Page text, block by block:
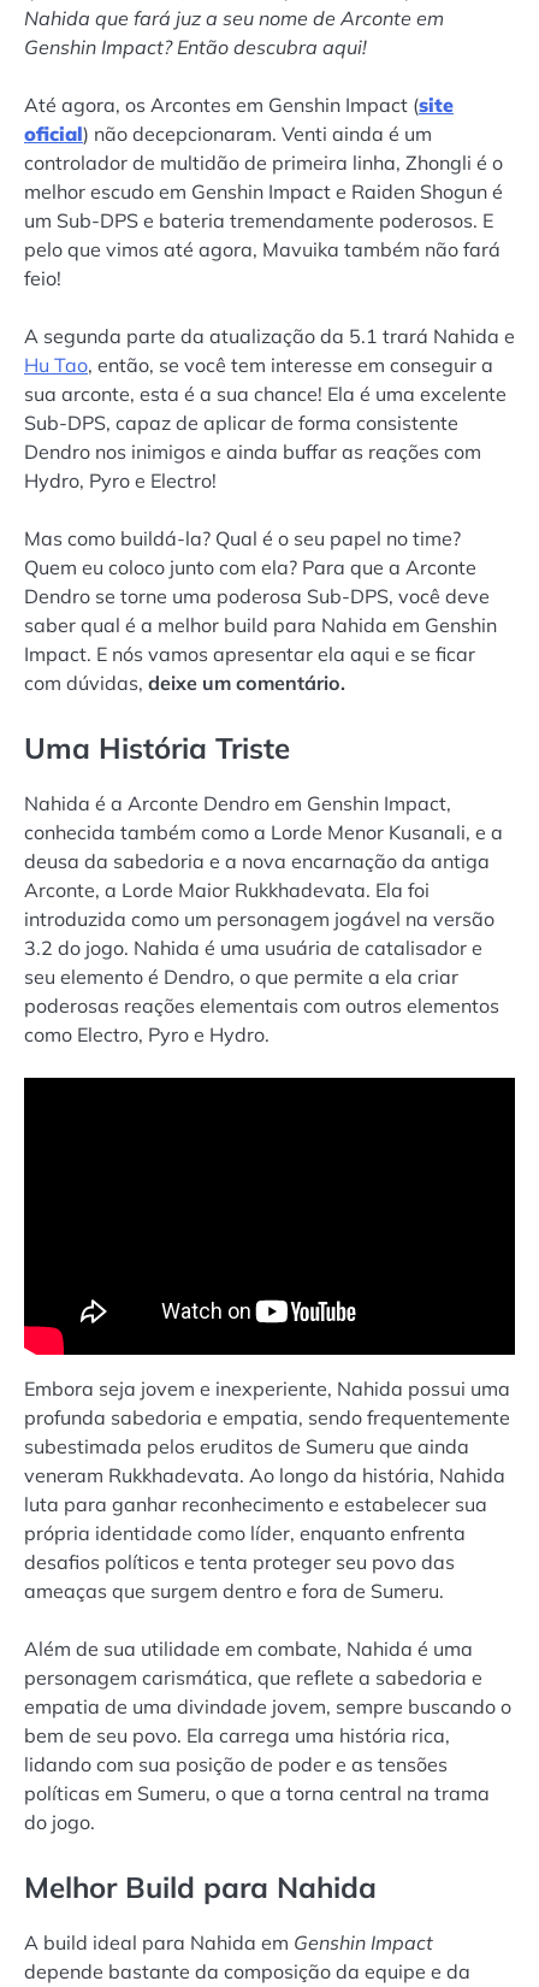
Nahida que fará juz a seu nome de Arconte em
Genshin Impact? Então descubra aqui!
Até agora, os Arcontes em Genshin Impact (site
oficial) não decepcionaram. Venti ainda é um
controlador de multidão de primeira linha, Zhongli é o
melhor escudo em Genshin Impact e Raiden Shogun é
um Sub-DPS e bateria tremendamente poderosos. E
pelo que vimos até agora, Mavuika também não fará
feio!
A segunda parte da atualização da 5.1 trará Nahida e
Hu Tao, então, se você tem interesse em conseguir a
sua arconte, esta é a sua chance! Ela é uma excelente
Sub-DPS, capaz de aplicar de forma consistente
Dendro nos inimigos e ainda buffar as reações com
Hydro, Pyro e Electro!
Mas como buildá-la? Qual é o seu papel no time?
Quem eu coloco junto com ela? Para que a Arconte
Dendro se torne uma poderosa Sub-DPS, você deve
saber qual é a melhor build para Nahida em Genshin
Impact. E nós vamos apresentar ela aqui e se ficar
com dúvidas, deixe um comentário.
Uma História Triste
Nahida é a Arconte Dendro em Genshin Impact,
conhecida também como a Lorde Menor Kusanali, e a
deusa da sabedoria e a nova encarnação da antiga
Arconte, a Lorde Maior Rukkhadevata. Ela foi
introduzida como um personagem jogável na versão
3.2 do jogo. Nahida é uma usuária de catalisador e
seu elemento é Dendro, o que permite a ela criar
poderosas reações elementais com outros elementos
como Electro, Pyro e Hydro.
Embora seja jovem e inexperiente, Nahida possui uma
profunda sabedoria e empatia, sendo frequentemente
subestimada pelos eruditos de Sumeru que ainda
veneram Rukkhadevata. Ao longo da história, Nahida
luta para ganhar reconhecimento e estabelecer sua
própria identidade como líder, enquanto enfrenta
desafios políticos e tenta proteger seu povo das
ameaças que surgem dentro e fora de Sumeru.
Além de sua utilidade em combate, Nahida é uma
personagem carismática, que reflete a sabedoria e
empatia de uma divindade jovem, sempre buscando o
bem de seu povo. Ela carrega uma história rica,
lidando com sua posição de poder e as tensões
políticas em Sumeru, o que a torna central na trama
do jogo.
Melhor Build para Nahida
A build ideal para Nahida em Genshin Impact
depende bastante da composição da equipe e da